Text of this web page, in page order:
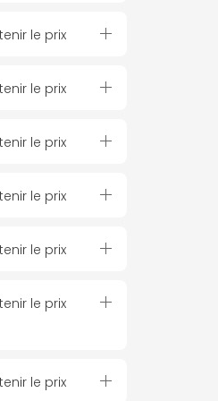
le prix
le prix
le prix
le prix
le prix
le prix
le prix